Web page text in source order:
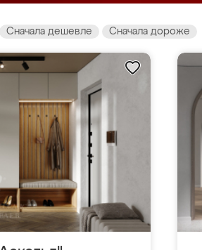
Сначала дешевле Сначала дороже